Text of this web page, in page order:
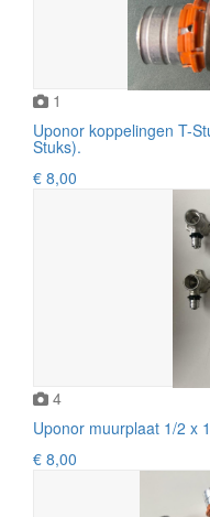
1
Uponor koppelingen T-
Stuks).
€ 8,00
4
Uponor muurplaat 1/2 x
€ 8,00